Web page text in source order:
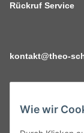
Wie wir
Rückruf Service
kontakt@theo-